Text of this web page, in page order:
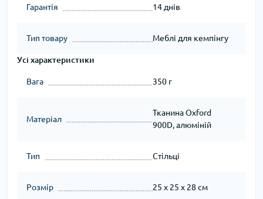
Гарантія 14 днів
Тип товару Меблі для кемпінгу
Усі характеристики
Вага 350 г
Матеріал
Тканина Oxford
900D, алюміній
Тип Стільці
Розмір 25 х 25 х 28 см